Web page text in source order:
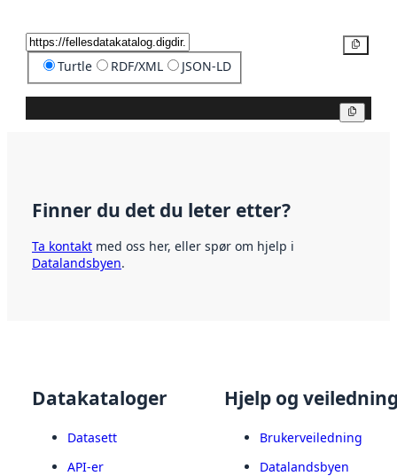
Turtle RDF/XML JSON-LD
Finner du det du leter etter?
Ta kontakt med oss her, eller spør om hjelp i
Datalandsbyen.
Datakataloger
Datasett
API-er
Hjelp og
Brukerveiledning
Datalandsbyen